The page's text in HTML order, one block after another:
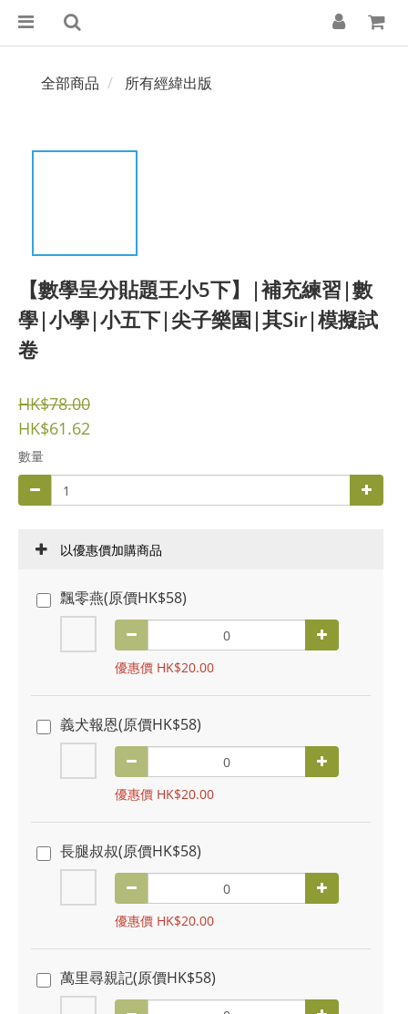
全部商品 所有經緯出版
【數學呈分貼題王小5下】|補充練習|數
學|小學|小五下|尖子樂園|其Sir|模擬試
卷
HK$78.00
HK$61.62
數量
以優惠價加購商品
飄零燕(原價HK$58)
優惠價 HK$20.00
義犬報恩(原價HK$58)
優惠價 HK$20.00
長腿叔叔(原價HK$58)
優惠價 HK$20.00
萬里尋親記(原價HK$58)